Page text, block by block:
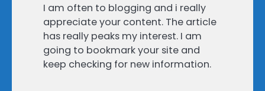
I am often to blogging and i really
appreciate your content. The article
has really peaks my interest. I am
going to bookmark your site and
keep checking for new information.